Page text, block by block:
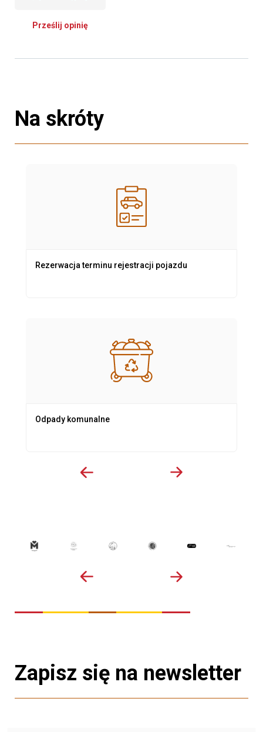
Prześlij opinię
Na skróty
Rezerwacja terminu rejestracji pojazdu
Odpady komunalne
Zapisz się na newsletter